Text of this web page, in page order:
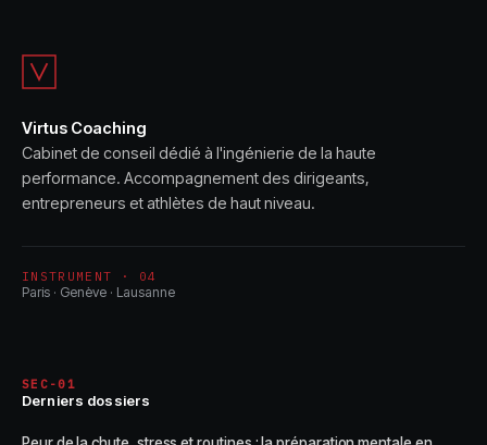
et vision
Virtus Coaching
Cabinet de conseil dédié à l'ingénierie de la haute
performance. Accompagnement des dirigeants,
entrepreneurs et athlètes de haut niveau.
INSTRUMENT · 04
Paris · Genève · Lausanne
SEC-01
Derniers dossiers